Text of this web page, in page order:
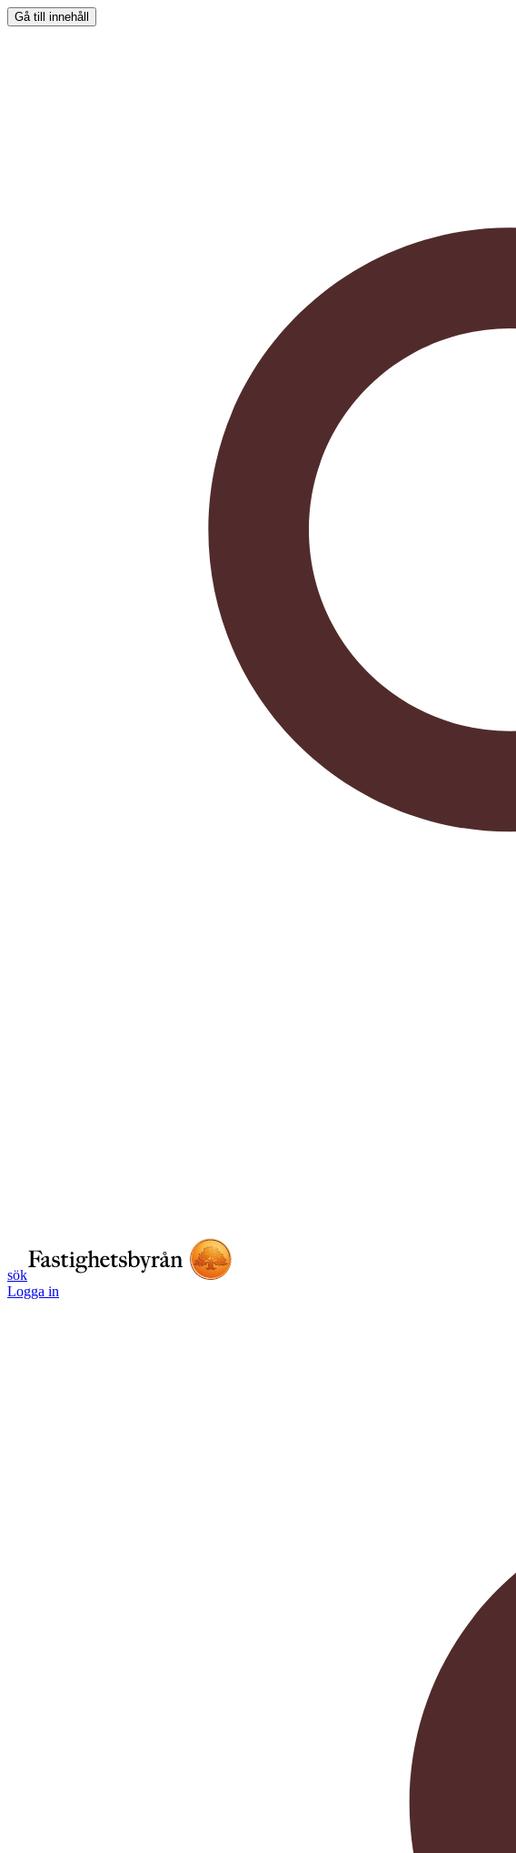
Gå till innehåll
sök
Logga in